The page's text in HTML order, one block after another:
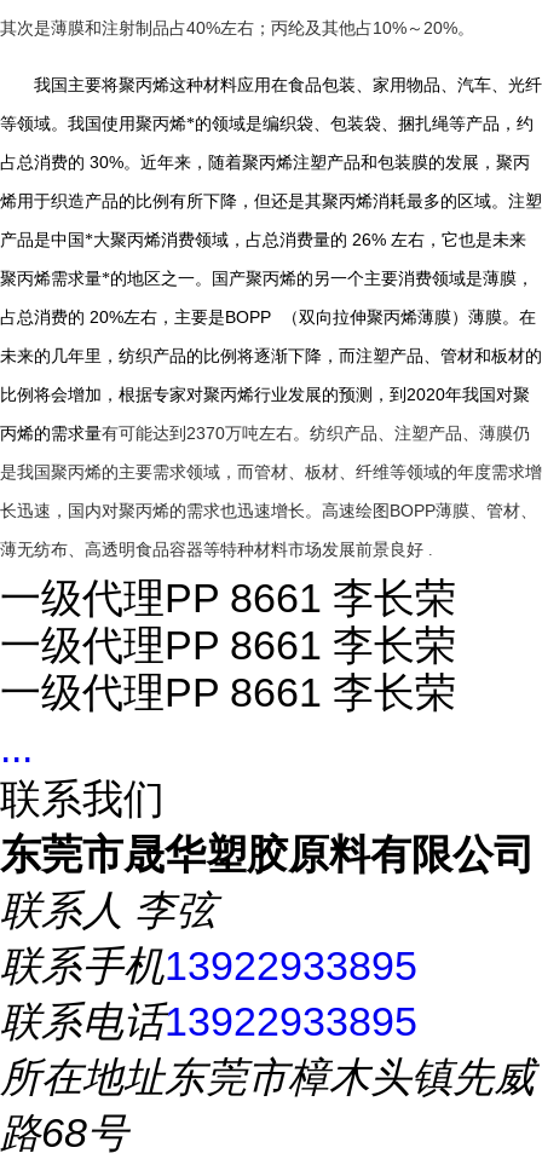
其次是薄膜和注射制品占40%左右；丙纶及其他占10% ～ 20%。
我国主要将聚丙烯这种材料应用在食品包装、家用物品、汽车、光纤
等领域。我国使用聚丙烯*的领域是编织袋、包装袋、捆扎绳等产品，约
占总消费的 30%。近年来，随着聚丙烯注塑产品和包装膜的发展，聚丙
烯用于织造产品的比例有所下降，但还是其聚丙烯消耗最多的区域。注塑
产品是中国*大聚丙烯消费领域，占总消费量的 26% 左右，它也是未来
聚丙烯需求量*的地区之一。国产聚丙烯的另一个主要消费领域是薄膜，
占总消费的 20%左右，主要是BOPP （双向拉伸聚丙烯薄膜）薄膜。在
未来的几年里，纺织产品的比例将逐渐下降，而注塑产品、管材和板材的
比例将会增加，根据专家对聚丙烯行业发展的预测，到 2020年我国对聚
丙烯的需求量有可能达到 2370万吨左右。纺织产品、注塑产品、薄膜仍
是我国聚丙烯的主要需求领域，而管材、板材、纤维等领域的年度需求增
长迅速，国内对聚丙烯的需求也迅速增长。高速绘图 BOPP薄膜、管材、
薄无纺布、高透明食品容器等特种材料市场发展前景良好 .
一级代理PP 8661 李长荣
一级代理PP 8661 李长荣
一级代理PP 8661 李长荣
...
联系我们
东莞市晟华塑胶原料有限公司
联系人 李弦
联系手机13922933895
联系电话13922933895
所在地址东莞市樟木头镇先威
路68号